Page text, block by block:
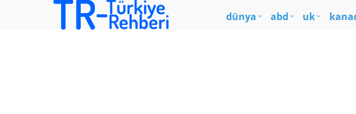
dünya abd uk